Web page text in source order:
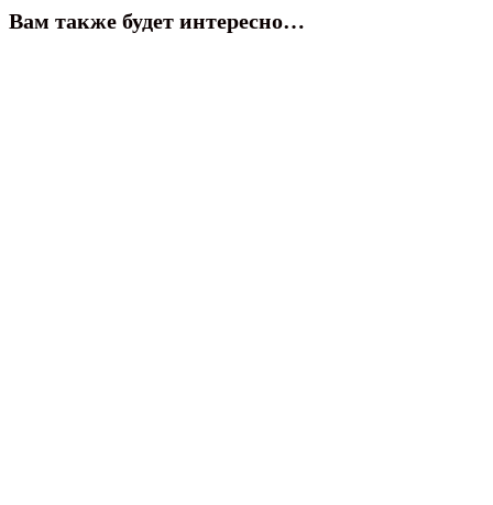
Вам также будет интересно…